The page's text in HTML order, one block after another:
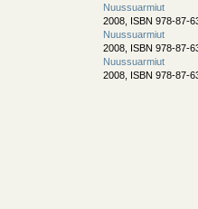
Nuussuarmiut
2008, ISBN 978-87-
Nuussuarmiut
2008, ISBN 978-87-
Nuussuarmiut
2008, ISBN 978-87-